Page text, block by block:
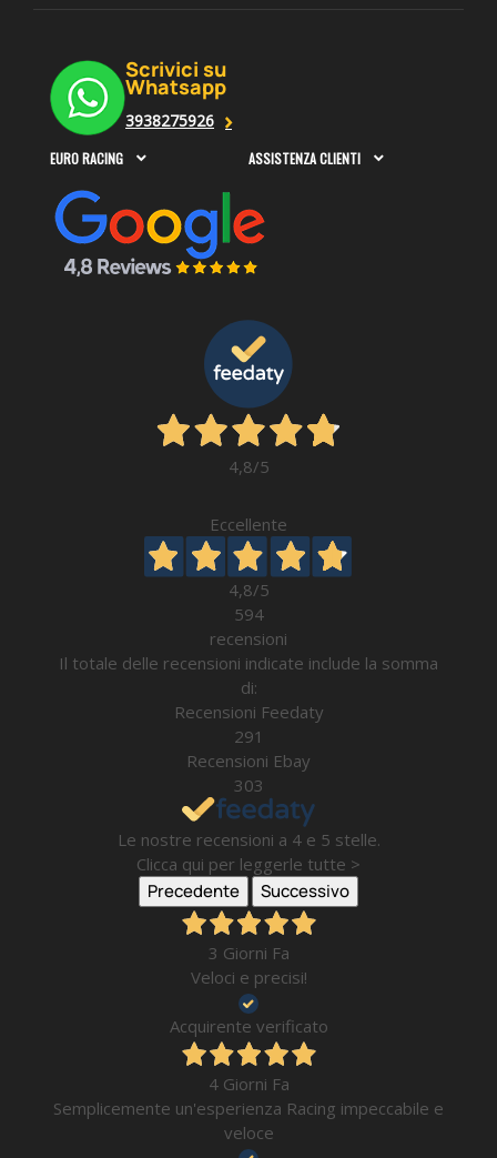
Scrivici su
Whatsapp
3938275926
EURO RACING  ASSISTENZA CLIENTI 
4,8/5
Eccellente
4,8/5
594
recensioni
Il totale delle recensioni indicate include la somma
di:
Recensioni Feedaty
291
Recensioni Ebay
303
Le nostre recensioni a 4 e 5 stelle.
Clicca qui per leggerle tutte >
Precedente Successivo
3 Giorni Fa
Veloci e precisi!
Acquirente verificato
4 Giorni Fa
Semplicemente un'esperienza Racing impeccabile e
veloce